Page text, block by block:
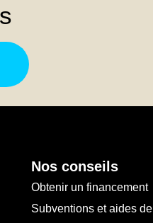
Nos conseils
Obtenir un financement
Subventions et aides